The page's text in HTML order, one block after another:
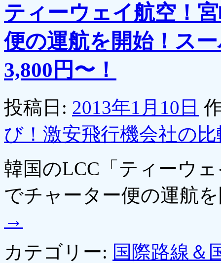
ティーウェイ航空！
便の運航を開始！ス
3,800円〜！
投稿日: 2013年1月10日
び！激安飛行機会社の
韓国のLCC「ティーウ
でチャーター便の運航
→
カテゴリー: 国際路線＆